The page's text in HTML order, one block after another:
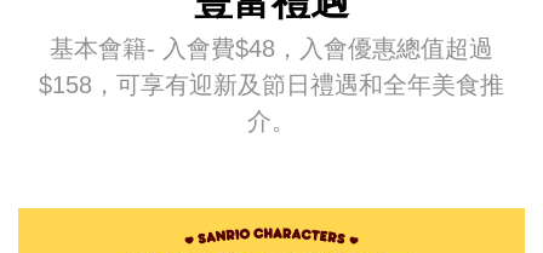
基本會籍- 入會費$48，入會優惠總值超過
$158，可享有迎新及節日禮遇和全年美食推
介。